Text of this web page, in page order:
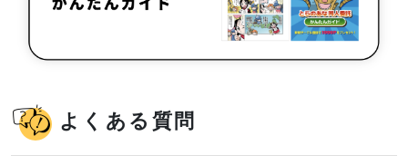
よくある質問